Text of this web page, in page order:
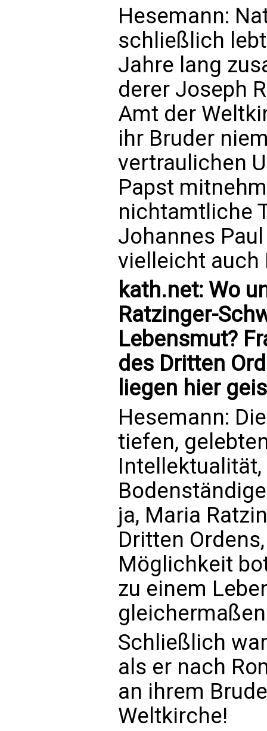
Hesemann:
schließlich
Jahre lang
derer Joseph
Amt der
ihr Bruder
vertraulichen
Papst
nichtamtliche
Johannes
vielleicht auch
kath.net: Wo
Ratzinger-
Lebensmut?
des Dritten
liegen hier
Hesemann:
tiefen,
ja, Maria
Dritten
Möglichkeit
zu einem
Schließlich
als er nach
an ihrem
Weltkirche!